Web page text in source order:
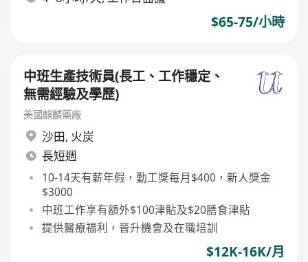
$65-75/小時
中班生產技術員(長工、工作穩定、
無需經驗及學歷)
美國麒麟藥廠
沙田, 火炭
長短週
10-14天有薪年假，勤工獎每月$400，新人獎金
$3000
中班工作享有額外$100津貼及$20膳食津貼
提供醫療福利，晉升機會及在職培訓
$12K-16K/月